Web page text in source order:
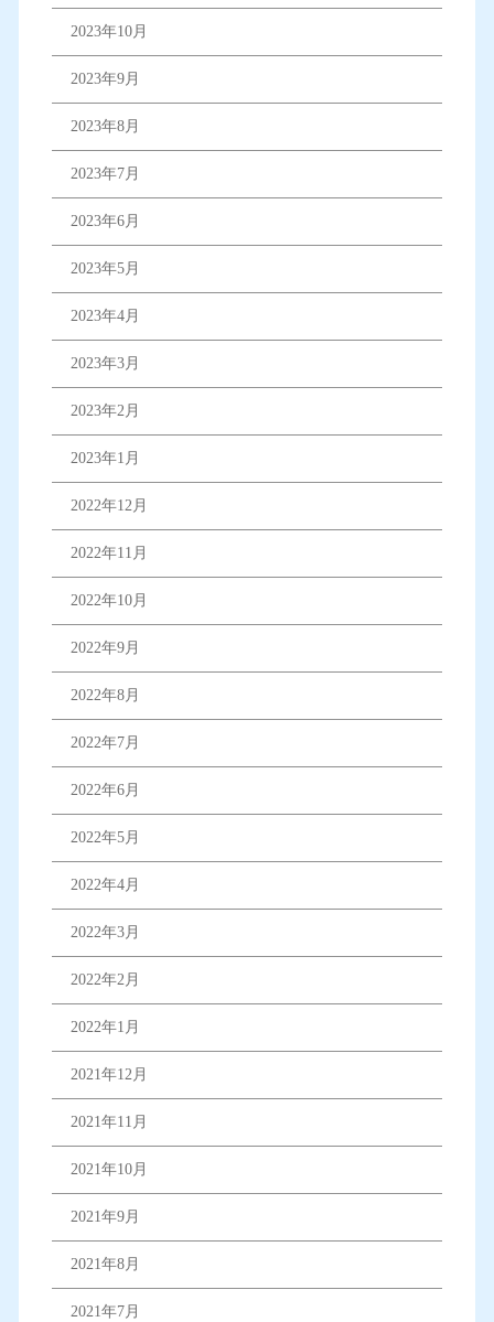
2023年10月
2023年9月
2023年8月
2023年7月
2023年6月
2023年5月
2023年4月
2023年3月
2023年2月
2023年1月
2022年12月
2022年11月
2022年10月
2022年9月
2022年8月
2022年7月
2022年6月
2022年5月
2022年4月
2022年3月
2022年2月
2022年1月
2021年12月
2021年11月
2021年10月
2021年9月
2021年8月
2021年7月